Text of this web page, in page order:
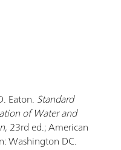
Eaton. Standard
of Water and
, 23rd ed.; American
Washington DC.